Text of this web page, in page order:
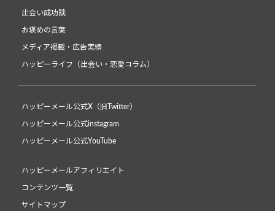
出会い成功談
お褒めの言葉
メディア掲載・広告実績
ハッピーライフ（出会い・恋愛コラム）
ハッピーメール公式X（旧Twitter）
ハッピーメール公式instagram
ハッピーメール公式YouTube
ハッピーメールアフィリエイト
コンテンツ一覧
サイトマップ